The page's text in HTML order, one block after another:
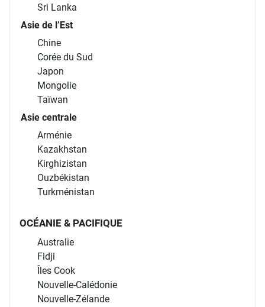
Sri Lanka
Asie de l’Est
Chine
Corée du Sud
Japon
Mongolie
Taïwan
Asie centrale
Arménie
Kazakhstan
Kirghizistan
Ouzbékistan
Turkménistan
OCÉANIE & PACIFIQUE
Australie
Fidji
Îles Cook
Nouvelle-Calédonie
Nouvelle-Zélande